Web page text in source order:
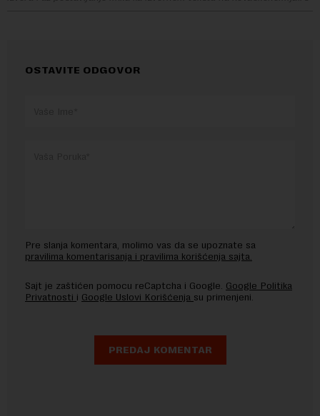
OSTAVITE ODGOVOR
Pre slanja komentara, molimo vas da se upoznate sa
pravilima komentarisanja i pravilima korišćenja sajta.
Sajt je zaštićen pomocu reCaptcha i Google. Google Politika
Privatnosti i Google Uslovi Korišćenja su primenjeni.